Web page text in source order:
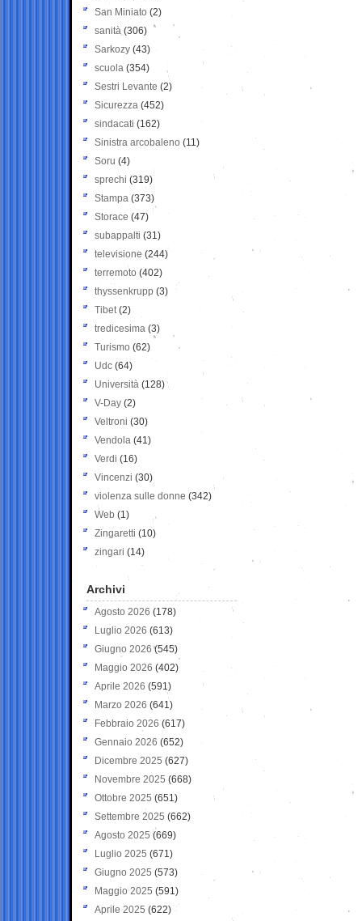
San Miniato (2)
sanità (306)
Sarkozy (43)
scuola (354)
Sestri Levante (2)
Sicurezza (452)
sindacati (162)
Sinistra arcobaleno (11)
Soru (4)
sprechi (319)
Stampa (373)
Storace (47)
subappalti (31)
televisione(244)
terremoto (402)
thyssenkrupp (3)
Tibet(2)
tredicesima (3)
Turismo (62)
Udc (64)
Università (128)
V-Day (2)
Veltroni (30)
Vendola (41)
Verdi (16)
Vincenzi (30)
violenza sulle donne (342)
Web (1)
Zingaretti (10)
zingari (14)
Archivi
Agosto 2026 (178)
Luglio 2026 (613)
Giugno 2026 (545)
Maggio 2026 (402)
Aprile 2026 (591)
Marzo 2026 (641)
Febbraio 2026 (617)
Gennaio 2026 (652)
Dicembre 2025 (627)
Novembre 2025 (668)
Ottobre 2025 (651)
Settembre 2025 (662)
Agosto 2025 (669)
Luglio 2025 (671)
Giugno 2025 (573)
Maggio 2025 (591)
Aprile 2025 (622)